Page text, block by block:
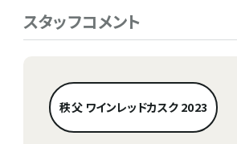
スタッフコメント
秩父 ワインレッドカスク 2023